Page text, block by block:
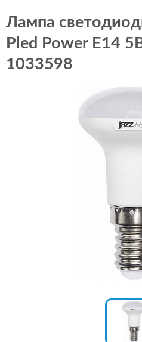
Лампа
Pled Power E14
1033598